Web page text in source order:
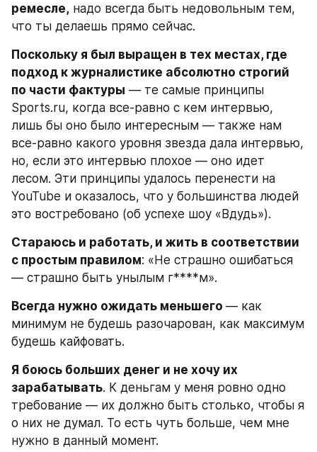
ремесле, надо всегда быть недовольным тем,
что ты делаешь прямо сейчас.
Поскольку я был выращен в тех местах, где
подход к журналистике абсолютно строгий
по части фактуры — те самые принципы
Sports.ru, когда все-равно с кем интервью,
лишь бы оно было интересным — также нам
все-равно какого уровня звезда дала интервью,
но, если это интервью плохое — оно идет
лесом. Эти принципы удалось перенести на
YouTube и оказалось, что у большинства людей
это востребовано (об успехе шоу «Вдудь»).
Стараюсь и работать, и жить в соответствии
с простым правилом: «Не страшно ошибаться
— страшно быть унылым г****м».
Всегда нужно ожидать меньшего — как
минимум не будешь разочарован, как максимум
будешь кайфовать.
Я боюсь больших денег и не хочу их
зарабатывать. К деньгам у меня ровно одно
требование — их должно быть столько, чтобы я
о них не думал. То есть чуть больше, чем мне
нужно в данный момент.